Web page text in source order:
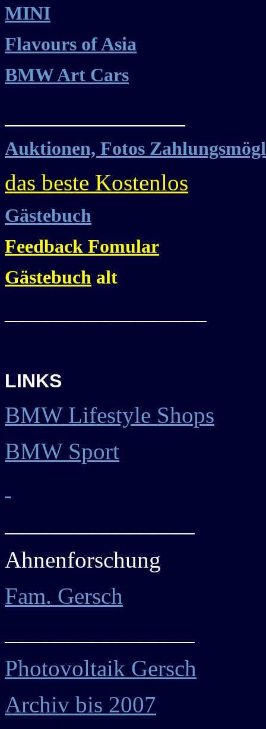
MINI
Flavours of Asia
BMW Art Cars
Auktionen, Fotos
das beste Kostenlos
Gästebuch
Feedback Fomular
Gästebuch alt
LINKS
BMW Lifestyle Shops
BMW Sport
Ahnenforschung
Fam. Gersch
Photovoltaik Gersch
Archiv bis 2007